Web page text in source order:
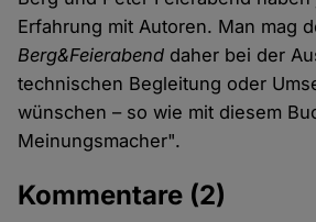
Erfahrung mit Autoren. Man mag
Berg&Feierabend daher bei der
technischen Begleitung oder
wünschen – so wie mit diesem
Meinungsmacher".
Kommentare (2)